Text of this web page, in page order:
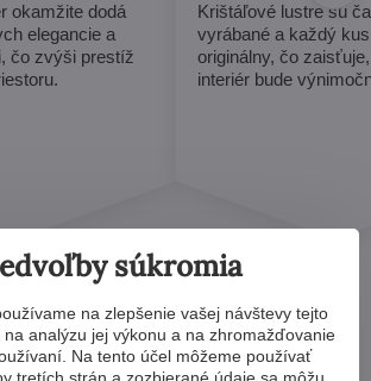
okamžite dodá
elegancie a
čo zvýši prestíž
Krištáľové lustre sú
vyrábané a každý
originálny, čo
interiér bude
súkromia
na zlepšenie vašej návštevy tejto
na analýzu jej výkonu a na zhromažďovanie
Na tento účel môžeme používať
tretích strán a zozbierané údaje sa môžu